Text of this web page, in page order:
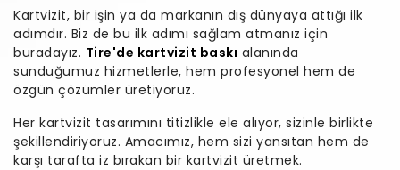
Kartvizit, bir işin ya da markanın dış dünyaya attığı ilk
adımdır. Biz de bu ilk adımı sağlam atmanız için
buradayız. Tire'de kartvizit baskı alanında
sunduğumuz hizmetlerle, hem profesyonel hem de
özgün çözümler üretiyoruz.
Her kartvizit tasarımını titizlikle ele alıyor, sizinle birlikte
şekillendiriyoruz. Amacımız, hem sizi yansıtan hem de
karşı tarafta iz bırakan bir kartvizit üretmek.